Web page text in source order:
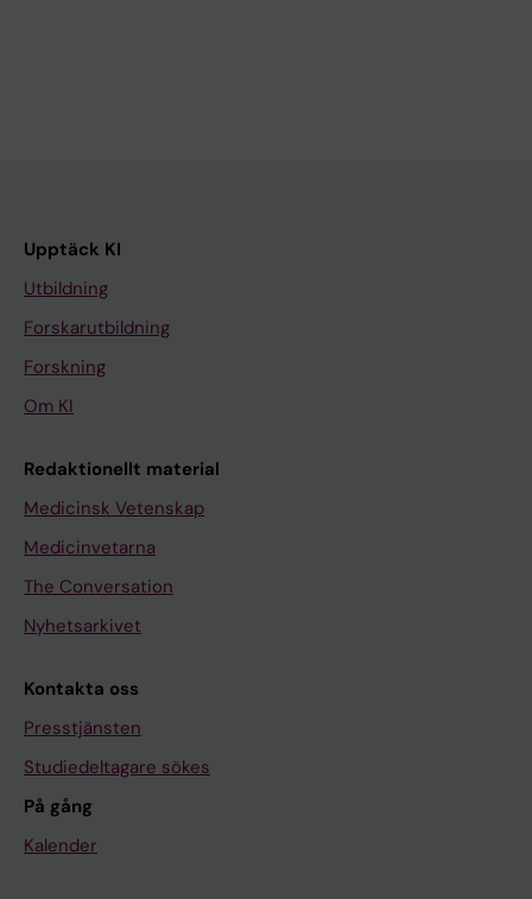
Upptäck KI
Utbildning
Forskarutbildning
Forskning
Om KI
Redaktionellt material
Medicinsk Vetenskap
Medicinvetarna
The Conversation
Nyhetsarkivet
Kontakta oss
Presstjänsten
Studiedeltagare sökes
På gång
Kalender